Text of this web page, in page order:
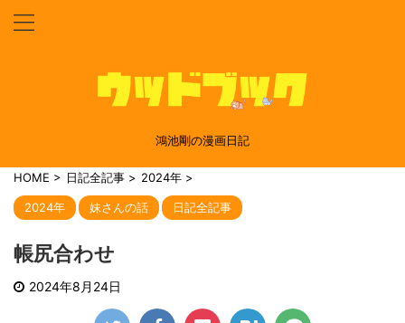
鴻池剛の漫画日記
HOME > 日記全記事 > 2024年 >
2024年 妹さんの話 日記全記事
帳尻合わせ
2024年8月24日